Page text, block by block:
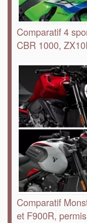
Comparatif 4
CBR 1000,
Comparatif
et F900R,